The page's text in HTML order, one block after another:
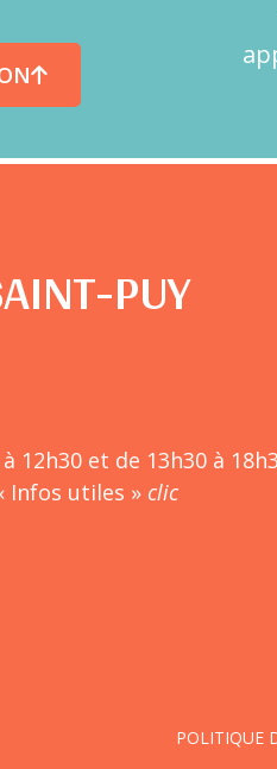
PUY
12h30 et de 13h30 à
Infos utiles » clic
POLITIQUE